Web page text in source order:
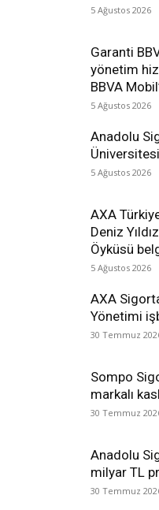
5 Ağustos 2026
Garanti
yönetim
BBVA
5 Ağustos 2026
Anadolu
5 Ağustos 2026
AXA
Deniz
Öyküsü
5 Ağustos 2026
AXA
Yönetimi
30 Temmuz
Sompo
markalı
30 Temmuz
Anadolu
milyar TL
30 Temmuz